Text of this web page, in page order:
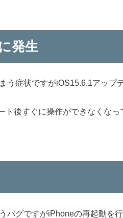
発生
う症状ですがiOS15.6.1アップ
ト後すぐに操作ができなくなっ
バグですがiPhoneの再起動を